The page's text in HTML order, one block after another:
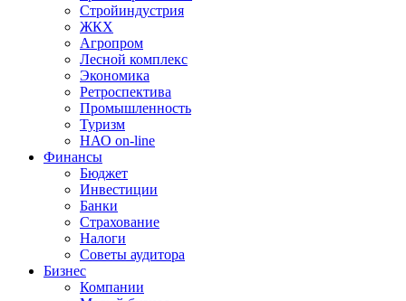
Стройиндустрия
ЖКХ
Агропром
Лесной комплекс
Экономика
Ретроспектива
Промышленность
Туризм
НАО on-line
Финансы
Бюджет
Инвестиции
Банки
Страхование
Налоги
Советы аудитора
Бизнес
Компании